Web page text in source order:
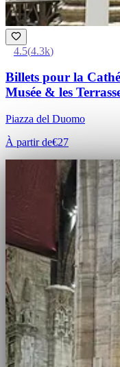
4.5(4.3k)
Billets pour la
Musée & les
Piazza del Duomo
À partir de€27